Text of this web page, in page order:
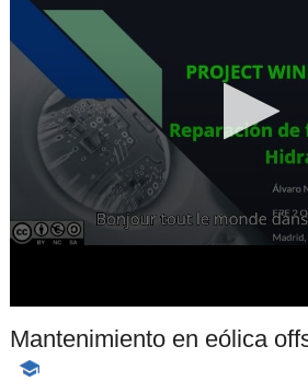
Mantenimiento en eólica
-